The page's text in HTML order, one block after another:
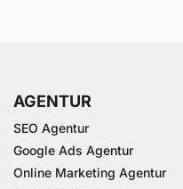
AGENTUR
SEO Agentur
Google Ads Agentur
Online Marketing Agentur